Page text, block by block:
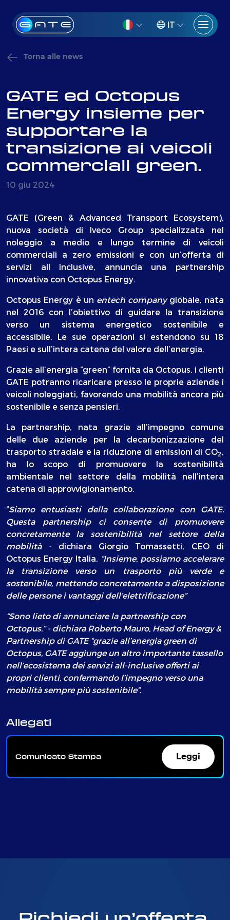
IT
Torna alle news
GATE ed Octopus
Energy insieme per
supportare la
transizione ai veicoli
commerciali green.
10 giu 2024
GATE (Green & Advanced Transport Ecosystem),
nuova società di Iveco Group specializzata nel
noleggio a medio e lungo termine di veicoli
commerciali a zero emissioni e con un’offerta di
servizi all inclusive, annuncia una partnership
innovativa con Octopus Energy.
Octopus Energy è un entech companyglobale, nata
nel 2016 con l’obiettivo di guidare la transizione
verso un sistema energetico sostenibile e
accessibile. Le sue operazioni si estendono su 18
Paesi e sull’intera catena del valore dell’energia.
Grazie all’energia “green” fornita da Octopus, i clienti
GATE potranno ricaricare presso le proprie aziende i
veicoli noleggiati, favorendo una mobilità ancora più
sostenibile e senza pensieri.
La partnership, nata grazie all’impegno comune
delle due aziende per la decarbonizzazione del
trasporto stradale e la riduzione di emissioni di CO2,
ha lo scopo di promuovere la sostenibilità
ambientale nel settore della mobilità nell’intera
catena di approvvigionamento.
“Siamo entusiasti della collaborazione con GATE.
Questa partnership ci consente di promuovere
concretamente la sostenibilità nel settore della
mobilità - dichiara Giorgio Tomassetti, CEO di
Octopus Energy Italia. “Insieme, possiamo accelerare
la transizione verso un trasporto più verde e
sostenibile, mettendo concretamente a disposizione
delle persone i vantaggi dell’elettrificazione”
“Sono lieto di annunciare la partnership con
Octopus.” - dichiara Roberto Mauro, Head of Energy &
Partnership di GATE “grazie all’energia green di
Octopus, GATE aggiunge un altro importante tassello
nell’ecosistema dei servizi all-inclusive offerti ai
propri clienti, confermando l’impegno verso una
mobilità sempre più sostenibile”.
Allegati
Comunicato Stampa Leggi